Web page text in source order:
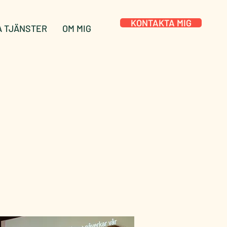
TJÄNSTER OM MIG KONTAKTA MIG